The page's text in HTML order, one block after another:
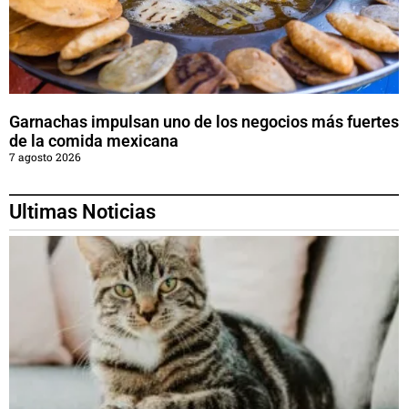
Garnachas impulsan uno de los negocios más fuertes
de la comida mexicana
7 agosto 2026
Ultimas Noticias